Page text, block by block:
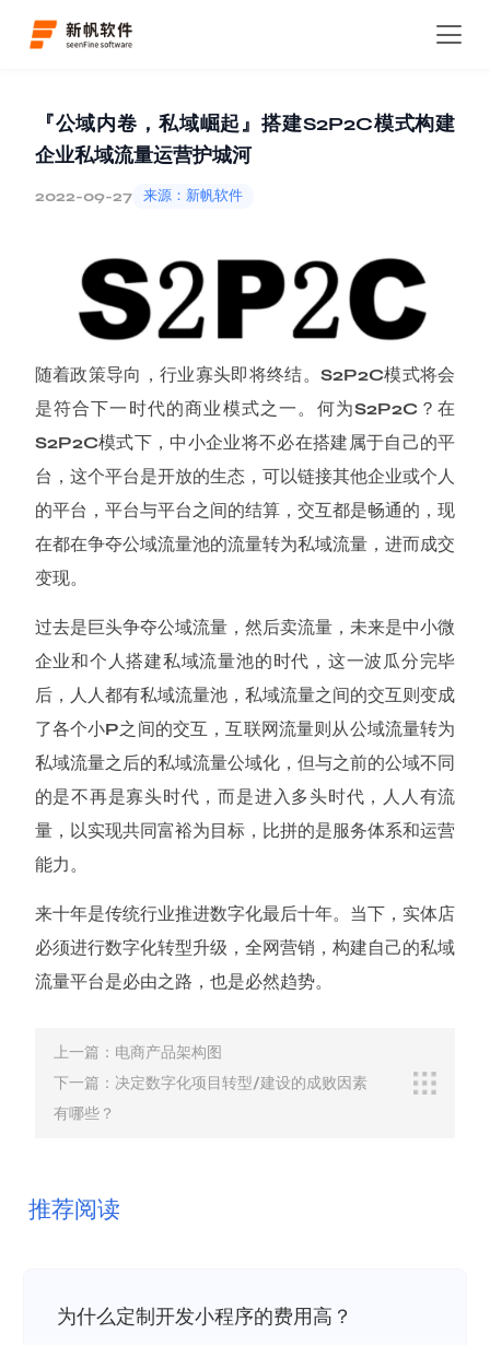
首页 新闻资讯
『公域内卷，私域崛起』搭建S2P2C模式构建
企业私域流量运营护城河
2022-09-27 来源：新帆软件
随着政策导向，行业寡头即将终结。S2P2C模式将会
是符合下一时代的商业模式之一。何为S2P2C？在
S2P2C模式下，中小企业将不必在搭建属于自己的平
台，这个平台是开放的生态，可以链接其他企业或个人
的平台，平台与平台之间的结算，交互都是畅通的，现
在都在争夺公域流量池的流量转为私域流量，进而成交
变现。
过去是巨头争夺公域流量，然后卖流量，未来是中小微
企业和个人搭建私域流量池的时代，这一波瓜分完毕
后，人人都有私域流量池，私域流量之间的交互则变成
了各个小P之间的交互，互联网流量则从公域流量转为
私域流量之后的私域流量公域化，但与之前的公域不同
的是不再是寡头时代，而是进入多头时代，人人有流
量，以实现共同富裕为目标，比拼的是服务体系和运营
能力。
来十年是传统行业推进数字化最后十年。当下，实体店
必须进行数字化转型升级，全网营销，构建自己的私域
流量平台是必由之路，也是必然趋势。
上一篇：电商产品架构图
下一篇：决定数字化项目转型/建设的成败因素
有哪些？
推荐阅读
为什么定制开发小程序的费用高？